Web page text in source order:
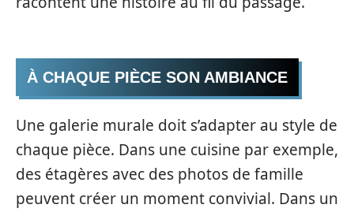
À CHAQUE PIÈCE SON AMBIANCE
Une galerie murale doit s’adapter au style de
chaque pièce. Dans une cuisine par exemple,
des étagères avec des photos de famille
peuvent créer un moment convivial. Dans un